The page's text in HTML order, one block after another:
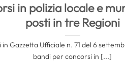
in polizia locale e
posti in tre Regioni
in Gazzetta Ufficiale n. 71 del 6
bandi per concorsi in [...]